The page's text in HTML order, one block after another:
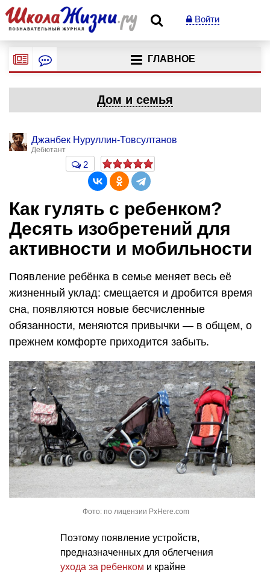
Войти
ГЛАВНОЕ
Дом и семья
Джанбек Нуруллин-Товсултанов
Дебютант
2
Как гулять с ребенком?
Десять изобретений для
активности и мобильности
Появление ребёнка в семье меняет весь её
жизненный уклад: смещается и дробится время
сна, появляются новые бесчисленные
обязанности, меняются привычки — в общем, о
прежнем комфорте приходится забыть.
Фото: по лицензии PxHere.com
Поэтому появление устройств,
предназначенных для облегчения
ухода за ребенком и крайне